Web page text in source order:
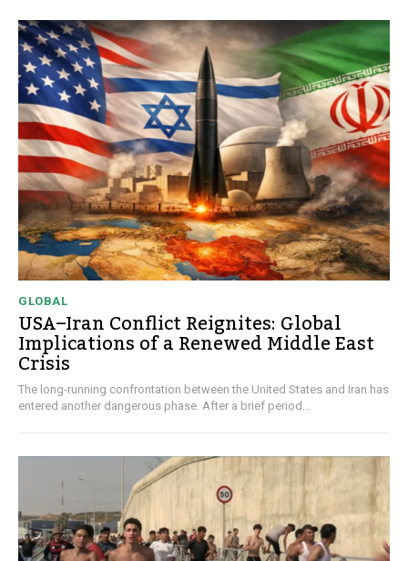
GLOBAL
USA–Iran Conflict Reignites: Global
Implications of a Renewed Middle East
Crisis
The long-running confrontation between the United States and Iran has
entered another dangerous phase. After a brief period...